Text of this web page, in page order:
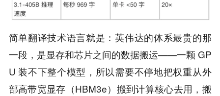
简单翻译技术语言就是：英伟达的体系最贵的那
一段，是显存和芯片之间的数据搬运——一颗 GP
U 装不下整个模型，所以需要不停地把权重从外
部高带宽显存（HBM3e）搬到计算核心去用，搬